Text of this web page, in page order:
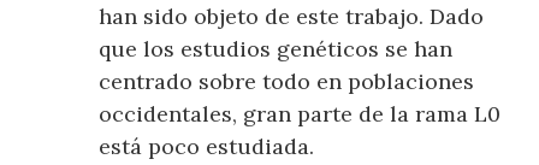
han sido objeto de este trabajo. Dado
que los estudios genéticos se han
centrado sobre todo en poblaciones
occidentales, gran parte de la rama L0
está poco estudiada.